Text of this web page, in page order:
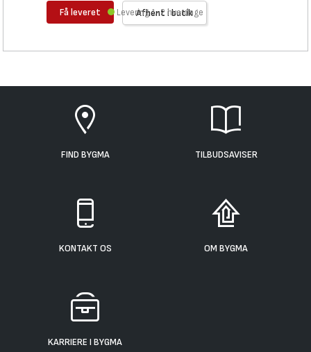
Få leveret Afhent i butik
Levering 1-2 hverdage
FIND BYGMA TILBUDSAVISER
KONTAKT OS OM BYGMA
KARRIERE I BYGMA